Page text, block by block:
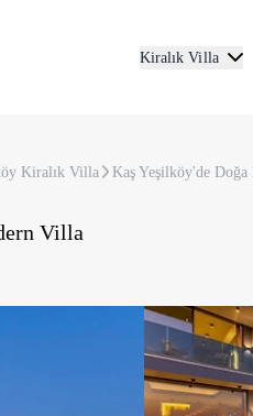
Kiralık Villa
Kiralık Villa Kaş Yeşilköy'de
Villa